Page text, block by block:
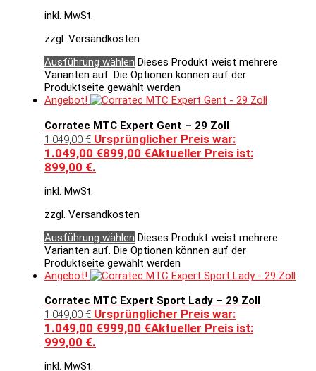
inkl. MwSt.
zzgl. Versandkosten
Ausführung wählen Dieses Produkt weist mehrere
Varianten auf. Die Optionen können auf der
Produktseite gewählt werden
Angebot!
Corratec MTC Expert Gent – 29 Zoll
1.049,00€ Ursprünglicher Preis war:
1.049,00 €899,00 €Aktueller Preis ist:
899,00 €.
inkl. MwSt.
zzgl. Versandkosten
Ausführung wählen Dieses Produkt weist mehrere
Varianten auf. Die Optionen können auf der
Produktseite gewählt werden
Angebot!
Corratec MTC Expert Sport Lady – 29 Zoll
1.049,00€ Ursprünglicher Preis war:
1.049,00 €999,00 €Aktueller Preis ist:
999,00 €.
inkl. MwSt.